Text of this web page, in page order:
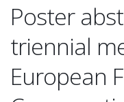
Poster
triennial
European